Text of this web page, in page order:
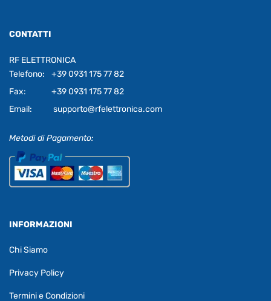
CONTATTI
RF ELETTRONICA
Telefono:
+39 0931 175 77 82
Fax:
+39 0931 175 77 82
Email:
supporto@rfelettronica.com
Metodi di Pagamento:
INFORMAZIONI
Chi Siamo
Privacy Policy
Termini e Condizioni